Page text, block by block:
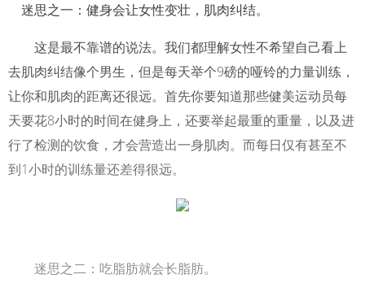
迷思之一：健身会让女性变壮，肌肉纠结。
这是最不靠谱的说法。我们都理解女性不希望自己看上
去肌肉纠结像个男生，但是每天举个9磅的哑铃的力量训练，
让你和肌肉的距离还很远。首先你要知道那些健美运动员每
天要花8小时的时间在健身上，还要举起最重的重量，以及进
行了检测的饮食，才会营造出一身肌肉。而每日仅有甚至不
到1小时的训练量还差得很远。
迷思之二：吃脂肪就会长脂肪。